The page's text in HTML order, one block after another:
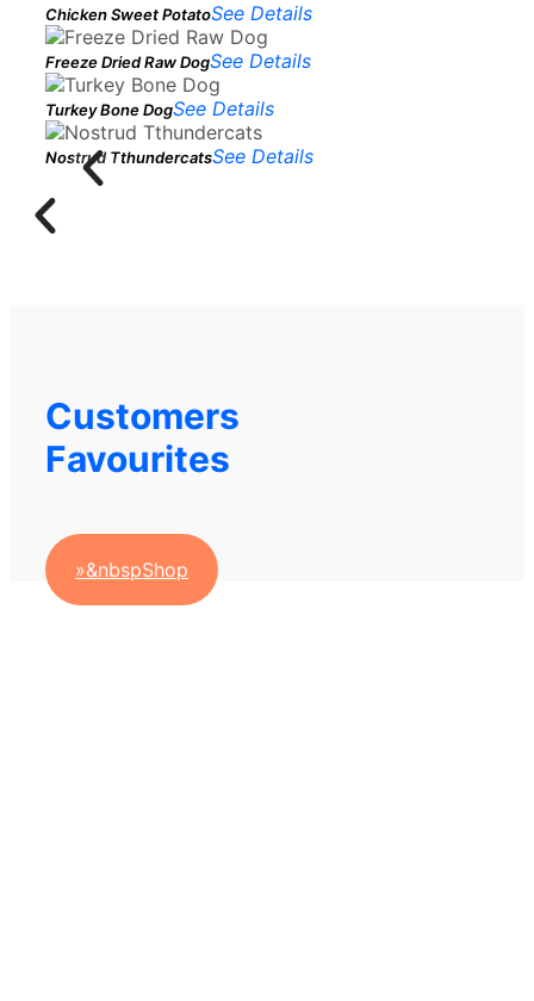
Chicken Sweet PotatoSee Details
Freeze Dried Raw DogSee Details
Turkey Bone DogSee Details
Nostrud TthundercatsSee Details
Customers
Favourites
»&nbspShop